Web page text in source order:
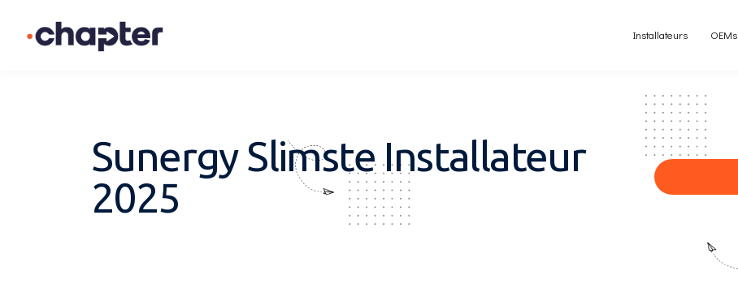
Installateurs OEMs
Sunergy Slimste Installateur
2025